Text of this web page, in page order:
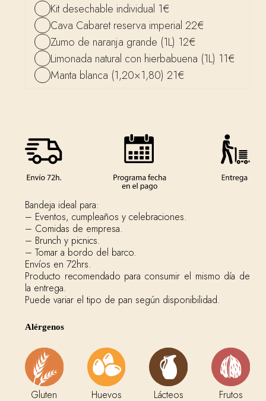
Kit desechable individual 1€
Cava Cabaret reserva imperial 22€
Zumo de naranja grande (1L) 12€
Limonada natural con hierbabuena (1L) 11€
Manta blanca (1,20×1,80) 21€
Bandeja ideal para:
– Eventos, cumpleaños y celebraciones.
– Comidas de empresa.
– Brunch y picnics.
– Tomar a bordo del barco.
Envíos en 72hrs.
Producto recomendado para consumir el mismo día de
la entrega.
Puede variar el tipo de pan según disponibilidad.
Alérgenos
Gluten Huevos Lácteos
Frutos